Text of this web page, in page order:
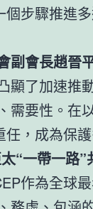
個步驟推進
副會長趙晉
顯了加速推
需要性。在
任，成為保
“一帶一路
作為全球